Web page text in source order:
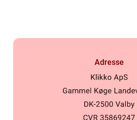
Adresse